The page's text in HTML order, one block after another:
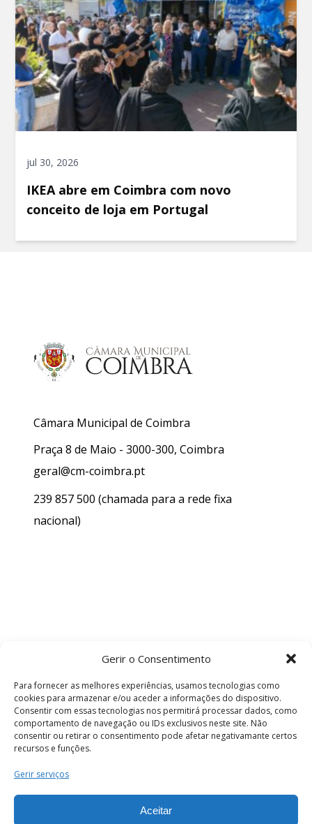
Gerir o Consentimento
Para fornecer as melhores experiências, usamos tecnologias como
cookies para armazenar e/ou aceder a informações do dispositivo.
Consentir com essas tecnologias nos permitirá processar dados, como
comportamento de navegação ou IDs exclusivos neste site. Não
consentir ou retirar o consentimento pode afetar negativamante certos
recursos e funções.
Gerir serviços
Aceitar
jul 30, 2026
IKEA abre em Coimbra com novo
conceito de loja em Portugal
Câmara Municipal de Coimbra
Praça 8 de Maio - 3000-300, Coimbra
geral@cm-coimbra.pt
239 857 500 (chamada para a rede fixa
nacional)
Termos e Condições